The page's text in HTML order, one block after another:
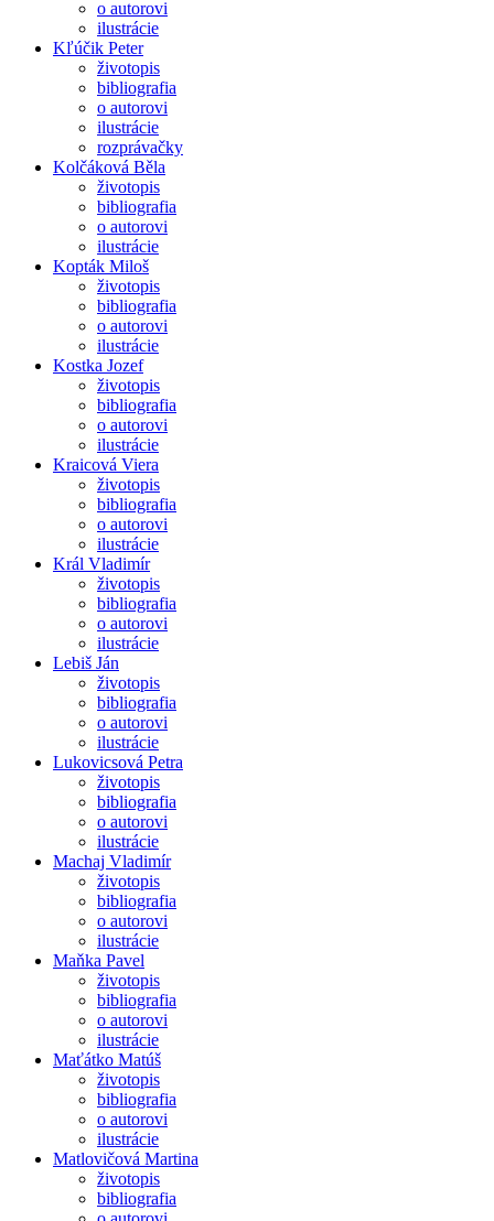
o autorovi
ilustrácie
Kľúčik Peter
životopis
bibliografia
o autorovi
ilustrácie
rozprávačky
Kolčáková Běla
životopis
bibliografia
o autorovi
ilustrácie
Kopták Miloš
životopis
bibliografia
o autorovi
ilustrácie
Kostka Jozef
životopis
bibliografia
o autorovi
ilustrácie
Kraicová Viera
životopis
bibliografia
o autorovi
ilustrácie
Král Vladimír
životopis
bibliografia
o autorovi
ilustrácie
Lebiš Ján
životopis
bibliografia
o autorovi
ilustrácie
Lukovicsová Petra
životopis
bibliografia
o autorovi
ilustrácie
Machaj Vladimír
životopis
bibliografia
o autorovi
ilustrácie
Maňka Pavel
životopis
bibliografia
o autorovi
ilustrácie
Maťátko Matúš
životopis
bibliografia
o autorovi
ilustrácie
Matlovičová Martina
životopis
bibliografia